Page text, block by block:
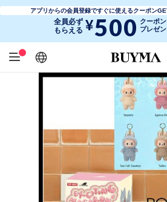
アプリからの会員登録ですぐに使えるクーポン
全員必ず
もらえる ¥500 クーポン
プレゼン
日本語
English
简体中文
繁體中文